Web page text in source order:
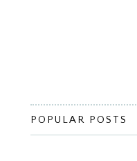
POPULAR POSTS